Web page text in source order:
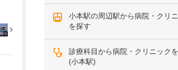
小本駅の周辺駅から病院・クリ
を探す
診療科目から病院・クリニック
(小本駅)